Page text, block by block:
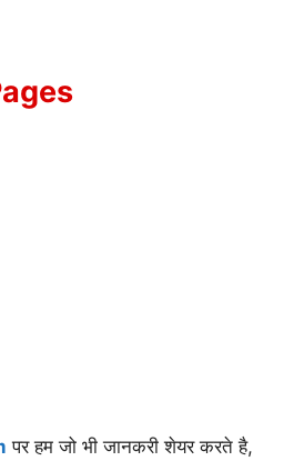
पर हम जो भी जानकरी शेयर करते है,